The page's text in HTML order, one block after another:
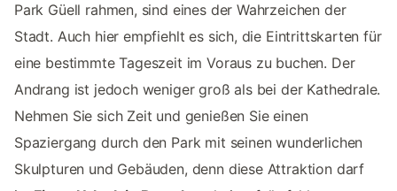
Park Güell rahmen, sind eines der Wahrzeichen der
Stadt. Auch hier empfiehlt es sich, die Eintrittskarten für
eine bestimmte Tageszeit im Voraus zu buchen. Der
Andrang ist jedoch weniger groß als bei der Kathedrale.
Nehmen Sie sich Zeit und genießen Sie einen
Spaziergang durch den Park mit seinen wunderlichen
Skulpturen und Gebäuden, denn diese Attraktion darf